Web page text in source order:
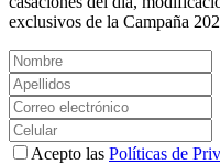
exclusivos de la Campaña
Acepto las Políticas de